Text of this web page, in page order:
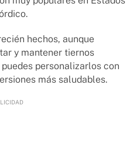
hechos, aunque
y mantener tiernos
personalizarlos con
más saludables.